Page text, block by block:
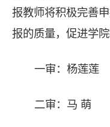
报教师将积极完善
报的质量，促进学院
一审：杨莲莲
二审：马 萌